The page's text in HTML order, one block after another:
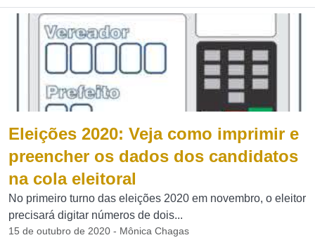
Eleições 2020: Veja como imprimir e
preencher os dados dos candidatos
na cola eleitoral
No primeiro turno das eleições 2020 em novembro, o eleitor
precisará digitar números de dois...
15 de outubro de 2020 - Mônica Chagas